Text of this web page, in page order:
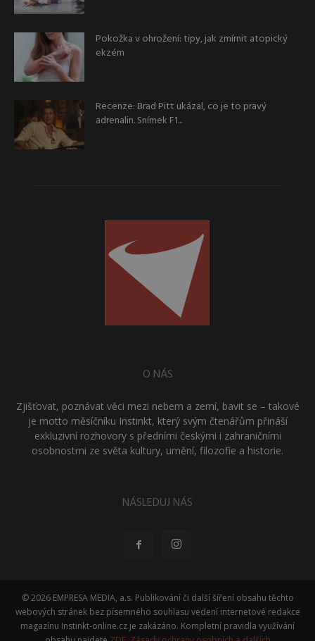
Pokožka v ohrožení: tipy, jak zmírnit atopický
ekzém
Recenze: Brad Pitt ukázal, co je to pravý
adrenalin. Snímek F1...
O NÁS
Zjišťovat, poznávat věci mezi nebem a zemí, bavit se – takové
je motto měsíčníku Instinkt, který svým čtenářům přináší
exkluzivní rozhovory s předními českými i zahraničními
osobnostmi ze světa kultury, umění, filozofie a historie.
NÁSLEDUJ NÁS
© 2026 EMPRESA MEDIA, a.s. Publikování či další šíření obsahu těchto
webových stránek bez písemného souhlasu vedení internetové redakce
magazínu Instinkt-online.cz je zakázáno. Kompletní pravidla využívání